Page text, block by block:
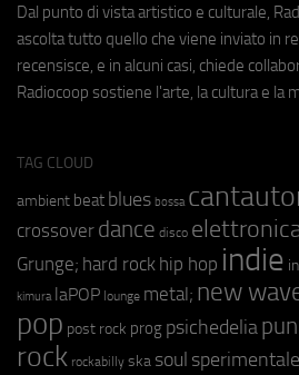
Dal punto di vista artistico e culturale,
ascolta tutto quello che viene inviato in
recensisce, e in alcuni casi, chiede
Radiocoop sostiene l'arte, la cultura e la
TAG CLOUD
ambient beat blues bossa
crossover dance disco
Grunge; hard rock hip hop indie
kimura laPOP lounge metal; new
pop post rock prog psichedelia
rock rockabilly ska soul sperimentale